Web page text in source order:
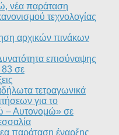
νέα παράταση
τεχνολογίας
αρχικών πινάκων
επισύναψης
σε
τετραγωνικά
για το
– Αυτονομώ» σε
παράταση έναρξης